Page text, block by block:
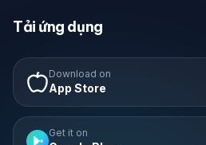
Tải ứng dụng
Download on
App Store
Get it on